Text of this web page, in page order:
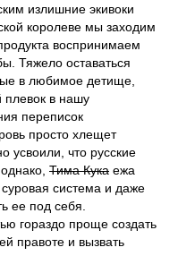
излишние экивоки
королеве мы заходим
воспринимаем
Тяжело оставаться
в любимое детище,
плевок в нашу
переписок
просто хлещет
усвоили, что русские
Тима Кука ежа
система и даже
ее под себя.
гораздо проще создать
правоте и вызвать